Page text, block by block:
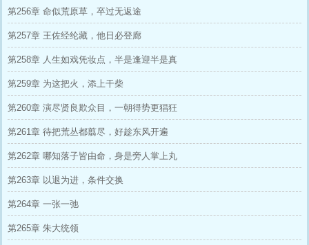
第256章 命似荒原草，卒过无返途
第257章 王佐经纶藏，他日必登廊
第258章 人生如戏凭妆点，半是逢迎半是真
第259章 为这把火，添上干柴
第260章 演尽贤良欺众目，一朝得势更猖狂
第261章 待把荒丛都翦尽，好趁东风开遍
第262章 哪知落子皆由命，身是旁人掌上丸
第263章 以退为进，条件交换
第264章 一张一弛
第265章 朱大统领